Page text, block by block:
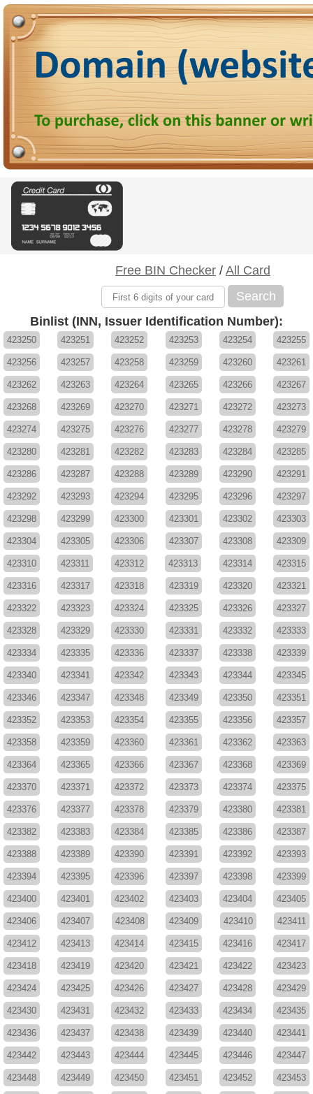
Free BIN Checker / All Card
Search
Binlist (INN, Issuer Identification Number):
423250 423251 423252 423253 423254 423255
423256 423257 423258 423259 423260 423261
423262 423263 423264 423265 423266 423267
423268 423269 423270 423271 423272 423273
423274 423275 423276 423277 423278 423279
423280 423281 423282 423283 423284 423285
423286 423287 423288 423289 423290 423291
423292 423293 423294 423295 423296 423297
423298 423299 423300 423301 423302 423303
423304 423305 423306 423307 423308 423309
423310 423311 423312 423313 423314 423315
423316 423317 423318 423319 423320 423321
423322 423323 423324 423325 423326 423327
423328 423329 423330 423331 423332 423333
423334 423335 423336 423337 423338 423339
423340 423341 423342 423343 423344 423345
423346 423347 423348 423349 423350 423351
423352 423353 423354 423355 423356 423357
423358 423359 423360 423361 423362 423363
423364 423365 423366 423367 423368 423369
423370 423371 423372 423373 423374 423375
423376 423377 423378 423379 423380 423381
423382 423383 423384 423385 423386 423387
423388 423389 423390 423391 423392 423393
423394 423395 423396 423397 423398 423399
423400 423401 423402 423403 423404 423405
423406 423407 423408 423409 423410 423411
423412 423413 423414 423415 423416 423417
423418 423419 423420 423421 423422 423423
423424 423425 423426 423427 423428 423429
423430 423431 423432 423433 423434 423435
423436 423437 423438 423439 423440 423441
423442 423443 423444 423445 423446 423447
423448 423449 423450 423451 423452 423453